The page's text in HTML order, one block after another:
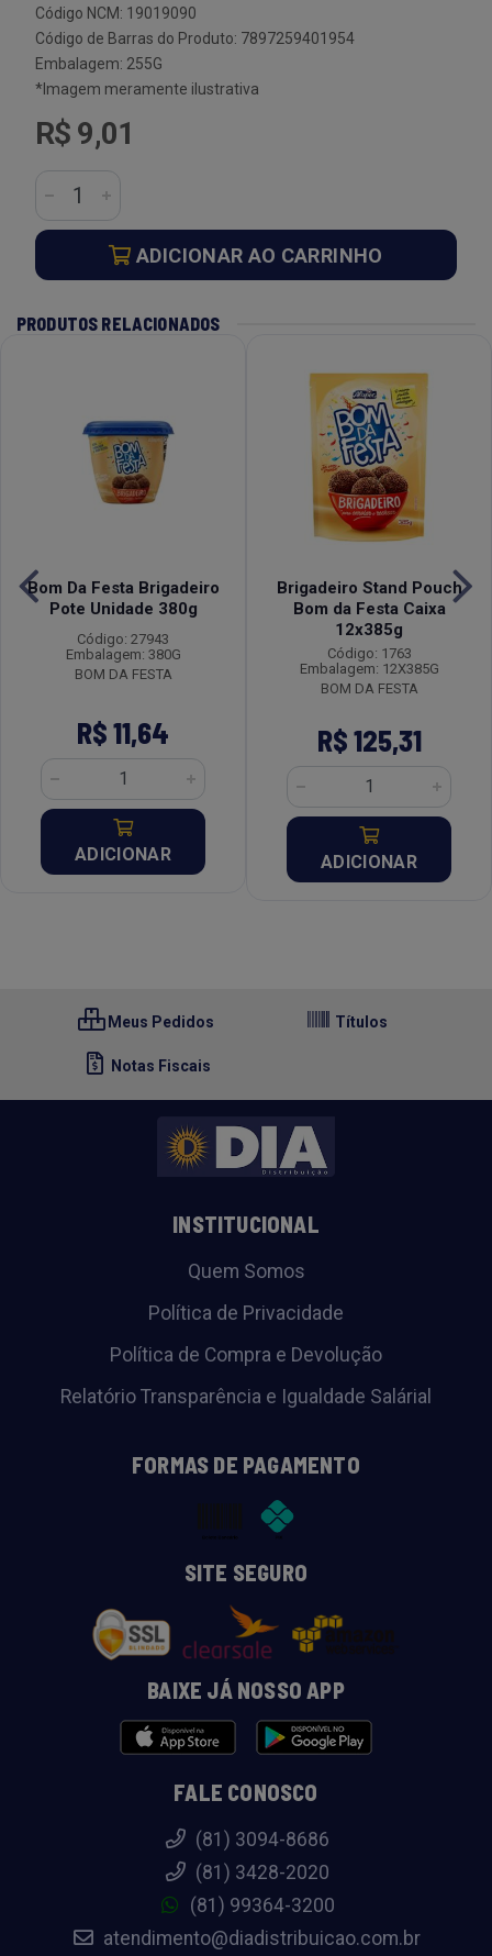
Código NCM: 19019090
Código de Barras do Produto: 7897259401954
Embalagem: 255G
*Imagem meramente ilustrativa
R$ 9,01
ADICIONAR AO CARRINHO
PRODUTOS RELACIONADOS
Bom Da Festa Brigadeiro
Pote Unidade 380g
Código: 27943
Embalagem: 380G
BOM DA FESTA
R$ 11,64
ADICIONAR
Brigadeiro Stand Pouch
Bom da Festa Caixa
12x385g
Código: 1763
Embalagem: 12X385G
BOM DA FESTA
R$ 125,31
ADICIONAR
Meus Pedidos Títulos
Notas Fiscais
INSTITUCIONAL
Quem Somos
Política de Privacidade
Política de Compra e Devolução
Relatório Transparência e Igualdade Salárial
FORMAS DE PAGAMENTO
SITE SEGURO
BAIXE JÁ NOSSO APP
FALE CONOSCO
(81) 3094-8686
(81) 3428-2020
(81) 99364-3200
atendimento@diadistribuicao.com.br